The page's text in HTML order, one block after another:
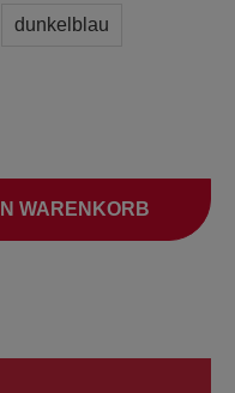
dunkelblau
WARENKORB